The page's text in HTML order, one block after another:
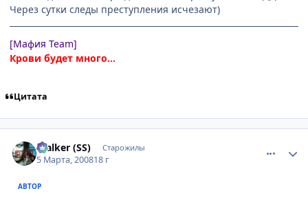
Через сутки следы преступления исчезают)
[Мафия Team]
Крови будет много...
Цитата
$talker (SS) Старожилы
5 Марта, 200818 г
АВТОР